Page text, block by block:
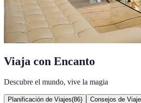
Viaja con Encanto
Descubre el mundo, vive la magia
Planificación de Viajes(86) Consejos de Viaje